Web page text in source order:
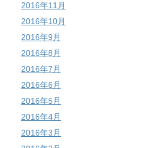
2016年11月
2016年10月
2016年9月
2016年8月
2016年7月
2016年6月
2016年5月
2016年4月
2016年3月